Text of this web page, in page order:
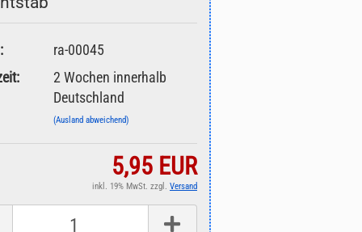
ra-00045
2 Wochen innerhalb
Deutschland
(Ausland abweichend)
5,95 EUR
inkl. 19% MwSt. zzgl. Versand